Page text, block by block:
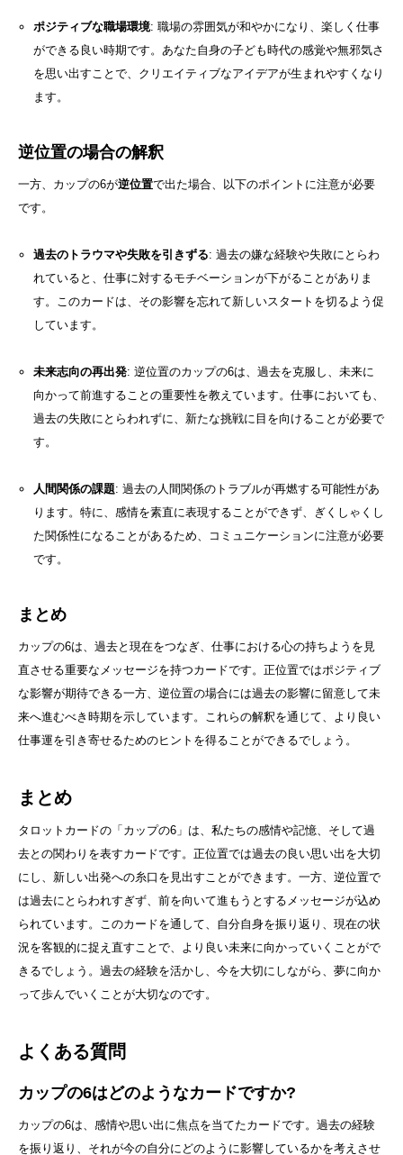
ポジティブな職場環境: 職場の雰囲気が和やかになり、楽しく仕事
ができる良い時期です。あなた自身の子ども時代の感覚や無邪気さ
を思い出すことで、クリエイティブなアイデアが生まれやすくなり
ます。
逆位置の場合の解釈
一方、カップの6が逆位置で出た場合、以下のポイントに注意が必要
です。
過去のトラウマや失敗を引きずる: 過去の嫌な経験や失敗にとらわ
れていると、仕事に対するモチベーションが下がることがありま
す。このカードは、その影響を忘れて新しいスタートを切るよう促
しています。
未来志向の再出発: 逆位置のカップの6は、過去を克服し、未来に
向かって前進することの重要性を教えています。仕事においても、
過去の失敗にとらわれずに、新たな挑戦に目を向けることが必要で
す。
人間関係の課題: 過去の人間関係のトラブルが再燃する可能性があ
ります。特に、感情を素直に表現することができず、ぎくしゃくし
た関係性になることがあるため、コミュニケーションに注意が必要
です。
まとめ
カップの6は、過去と現在をつなぎ、仕事における心の持ちようを見
直させる重要なメッセージを持つカードです。正位置ではポジティブ
な影響が期待できる一方、逆位置の場合には過去の影響に留意して未
来へ進むべき時期を示しています。これらの解釈を通じて、より良い
仕事運を引き寄せるためのヒントを得ることができるでしょう。
まとめ
タロットカードの「カップの6」は、私たちの感情や記憶、そして過
去との関わりを表すカードです。正位置では過去の良い思い出を大切
にし、新しい出発への糸口を見出すことができます。一方、逆位置で
は過去にとらわれすぎず、前を向いて進もうとするメッセージが込め
られています。このカードを通して、自分自身を振り返り、現在の状
況を客観的に捉え直すことで、より良い未来に向かっていくことがで
きるでしょう。過去の経験を活かし、今を大切にしながら、夢に向か
って歩んでいくことが大切なのです。
よくある質問
カップの6はどのようなカードですか?
カップの6は、感情や思い出に焦点を当てたカードです。過去の経験
を振り返り、それが今の自分にどのように影響しているかを考えさせ